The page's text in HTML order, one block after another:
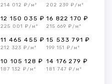
214 012 ₽/м² 202 239 ₽/м²
12 150 035 ₽
225 001 ₽/м²
16 822 170 ₽
215 669 ₽/м²
11 465 455 ₽
212 323 ₽/м²
15 533 791 ₽
199 151 ₽/м²
10 105 128 ₽
187 132 ₽/м²
14 176 279 ₽
181 747 ₽/м²